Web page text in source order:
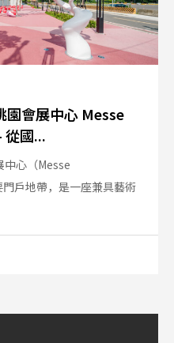
園會展中心 Messe
國...
中心（Messe
戶地帶，是一座兼具藝術